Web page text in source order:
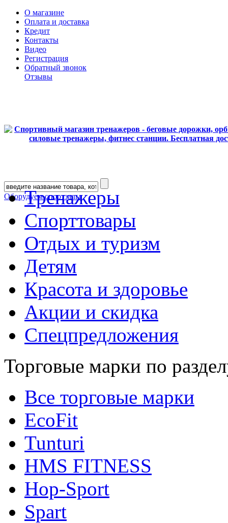
О магазине
Оплата и доставка
Кредит
Контакты
Видео
Регистрация
Обратный звонок
Отзывы
Оборудуем спортзалы
Тренажеры
Спорттовары
Отдых и туризм
Детям
Красота и здоровье
Акции и скидка
Спецпредложения
Торговые марки по
Все торговые марки
EcoFit
Tunturi
HMS FITNESS
Hop-Sport
Spart